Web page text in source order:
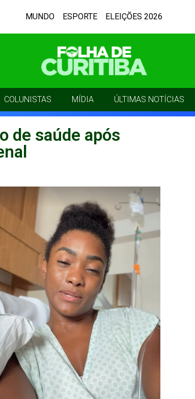
MUNDO ESPORTE ELEIÇÕES 2026
COLUNISTAS MÍDIA ÚLTIMAS NOTÍCIAS
de saúde após